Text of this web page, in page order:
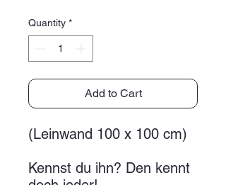
Quantity *
Add to Cart
(Leinwand 100 x 100 cm)
Kennst du ihn? Den kennt